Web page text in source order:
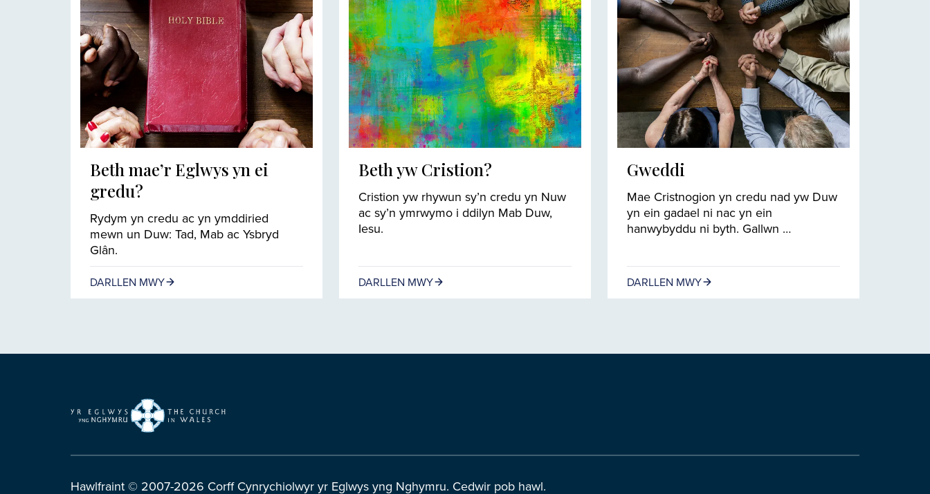
Beth mae’r Eglwys yn ei
gredu?
Rydym yn credu ac yn ymddiried
mewn un Duw: Tad, Mab ac Ysbryd
Glân.
DARLLEN MWY
Beth yw Cristion?
Cristion yw rhywun sy’n credu yn Nuw
ac sy’n ymrwymo i ddilyn Mab Duw,
Iesu.
DARLLEN MWY
Gweddi
Mae Cristnogion yn credu nad yw Duw
yn ein gadael ni nac yn ein
hanwybyddu ni byth. Gallwn …
DARLLEN MWY
Hawlfraint © 2007-2026 Corff Cynrychiolwyr yr Eglwys yng Nghymru. Cedwir pob hawl.